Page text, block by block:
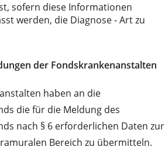
sofern diese Informationen
werden, die Diagnose - Art zu
der Fondskrankenanstalten
haben an die
die für die Meldung des
nach § 6 erforderlichen Daten zur
Bereich zu übermitteln.